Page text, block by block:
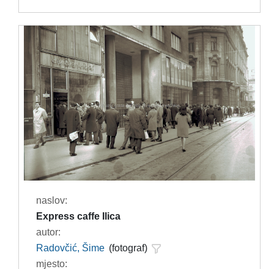
naslov:
Express caffe Ilica
autor:
Radovčić, Šime (fotograf)
mjesto: